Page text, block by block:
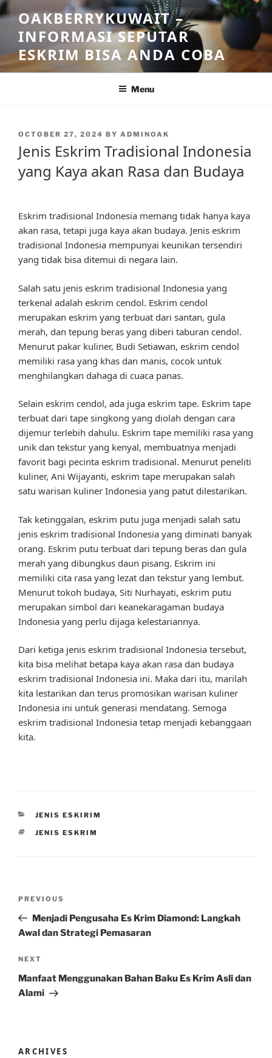
Skip
to
content
OAKBERRYKUWAIT –
INFORMASI SEPUTAR
ESKRIM BISA ANDA COBA
Menu
POSTED
OCTOBER 27, 2024 BY ADMINOAK
Jenis Eskrim Tradisional Indonesia
yang Kaya akan Rasa dan Budaya
Eskrim tradisional Indonesia memang tidak hanya kaya
akan rasa, tetapi juga kaya akan budaya. Jenis eskrim
tradisional Indonesia mempunyai keunikan tersendiri
yang tidak bisa ditemui di negara lain.
Salah satu jenis eskrim tradisional Indonesia yang
terkenal adalah eskrim cendol. Eskrim cendol
merupakan eskrim yang terbuat dari santan, gula
merah, dan tepung beras yang diberi taburan cendol.
Menurut pakar kuliner, Budi Setiawan, eskrim cendol
memiliki rasa yang khas dan manis, cocok untuk
menghilangkan dahaga di cuaca panas.
Selain eskrim cendol, ada juga eskrim tape. Eskrim tape
terbuat dari tape singkong yang diolah dengan cara
dijemur terlebih dahulu. Eskrim tape memiliki rasa yang
unik dan tekstur yang kenyal, membuatnya menjadi
favorit bagi pecinta eskrim tradisional. Menurut peneliti
kuliner, Ani Wijayanti, eskrim tape merupakan salah
satu warisan kuliner Indonesia yang patut dilestarikan.
Tak ketinggalan, eskrim putu juga menjadi salah satu
jenis eskrim tradisional Indonesia yang diminati banyak
orang. Eskrim putu terbuat dari tepung beras dan gula
merah yang dibungkus daun pisang. Eskrim ini
memiliki cita rasa yang lezat dan tekstur yang lembut.
Menurut tokoh budaya, Siti Nurhayati, eskrim putu
merupakan simbol dari keanekaragaman budaya
Indonesia yang perlu dijaga kelestariannya.
Dari ketiga jenis eskrim tradisional Indonesia tersebut,
kita bisa melihat betapa kaya akan rasa dan budaya
eskrim tradisional Indonesia ini. Maka dari itu, marilah
kita lestarikan dan terus promosikan warisan kuliner
Indonesia ini untuk generasi mendatang. Semoga
eskrim tradisional Indonesia tetap menjadi kebanggaan
kita.
CATEGORIES
JENIS ESKIRIM
TAGS
JENIS ESKRIM
Previous
Post
PREVIOUS
Menjadi Pengusaha Es Krim Diamond: Langkah
Awal dan Strategi Pemasaran
Next
Post
NEXT
Manfaat Menggunakan Bahan Baku Es Krim Asli dan
Alami
ARCHIVES